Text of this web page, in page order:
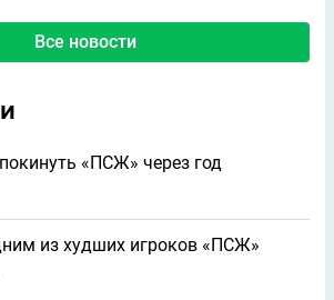
Все новости
«ПСЖ» через год
из худших игроков «ПСЖ»